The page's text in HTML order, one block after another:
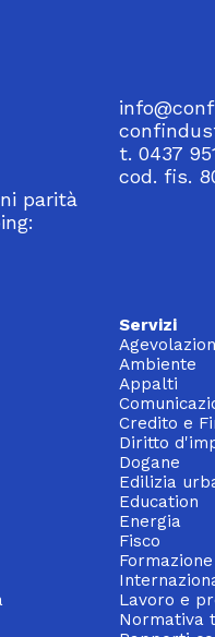
parità
t. 0437
cod. fis.
Servizi
Ambiente
Appalti
Credito e
Diritto
Dogane
Edilizia
Education
Energia
Fisco
Formazione
Lavoro e
Normativa